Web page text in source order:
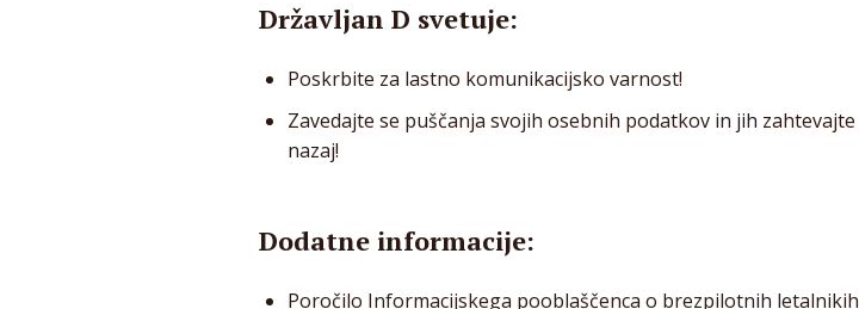
Državljan D svetuje:
Poskrbite za lastno komunikacijsko varnost!
Zavedajte se puščanja svojih osebnih podatkov in jih zahtevajte
nazaj!
Dodatne informacije:
Poročilo Informacijskega pooblaščenca o brezpilotnih letalnikih